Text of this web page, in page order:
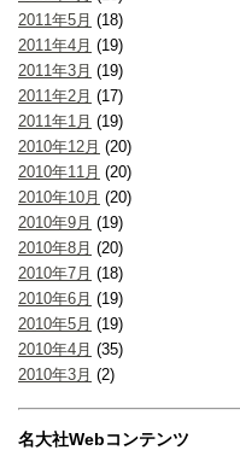
2011年5月 (18)
2011年4月 (19)
2011年3月 (19)
2011年2月 (17)
2011年1月 (19)
2010年12月 (20)
2010年11月 (20)
2010年10月 (20)
2010年9月 (19)
2010年8月 (20)
2010年7月 (18)
2010年6月 (19)
2010年5月 (19)
2010年4月 (35)
2010年3月 (2)
名大社Webコンテンツ